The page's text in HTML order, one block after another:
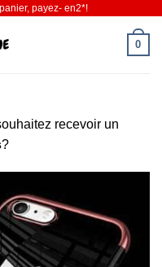
payez- en2*!
0
recevoir un
?